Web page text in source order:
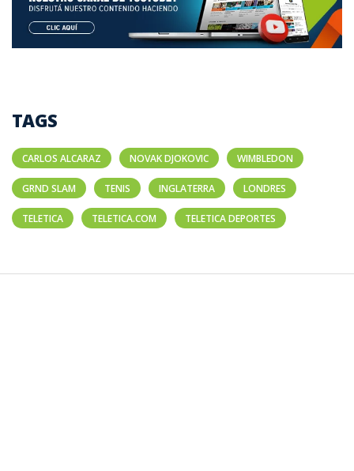
TAGS
CARLOS ALCARAZ NOVAK DJOKOVIC WIMBLEDON
GRND SLAM TENIS INGLATERRA LONDRES
TELETICA TELETICA.COM TELETICA DEPORTES